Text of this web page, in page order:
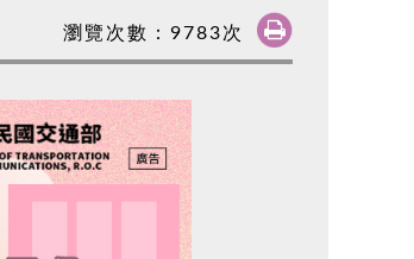
瀏覽次數： 9783次